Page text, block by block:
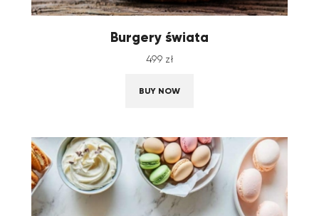
Burgery świata
499 zł
BUY NOW